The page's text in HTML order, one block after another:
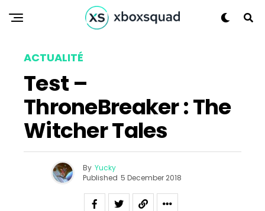
ACTUALITÉ
Test –
ThroneBreaker : The
Witcher Tales
By Yucky
Published 5 December 2018
Flipboard
Reddit